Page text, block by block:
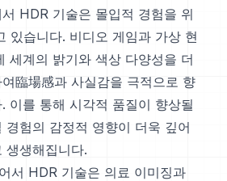
HDR 기술은 몰입적 경험을 위
있습니다. 비디오 게임과 가상 현
세계의 밝기와 색상 다양성을 더
臨場感과 사실감을 극적으로 향
이를 통해 시각적 품질이 향상될
경험의 감정적 영향이 더욱 깊어
생생해집니다.
서 HDR 기술은 의료 이미징과